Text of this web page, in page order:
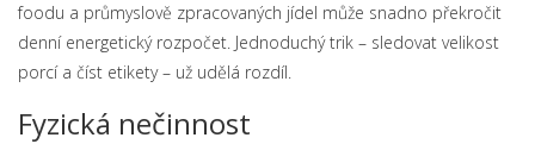
foodu a průmyslově zpracovaných jídel může snadno překročit
denní energetický rozpočet. Jednoduchý trik – sledovat velikost
porcí a číst etikety – už udělá rozdíl.
Fyzická nečinnost